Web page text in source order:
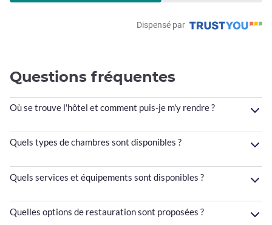
Dispensé par
Questions fréquentes
Où se trouve l'hôtel et comment puis-je m'y rendre ?
Quels types de chambres sont disponibles ?
Quels services et équipements sont disponibles ?
Quelles options de restauration sont proposées ?